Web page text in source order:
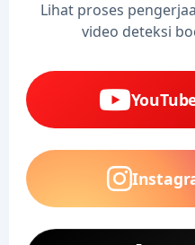
Lihat proses
video deteksi